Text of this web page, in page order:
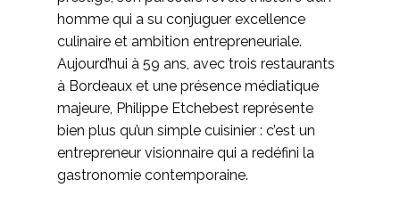
homme qui a su conjuguer excellence
culinaire et ambition entrepreneuriale.
Aujourd’hui à 59 ans, avec trois restaurants
à Bordeaux et une présence médiatique
majeure, Philippe Etchebest représente
bien plus qu’un simple cuisinier : c’est un
entrepreneur visionnaire qui a redéfini la
gastronomie contemporaine.